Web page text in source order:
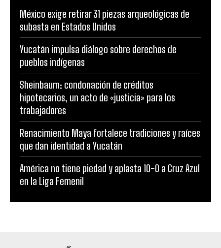
México exige retirar 31 piezas arqueológicas de
subasta en Estados Unidos
Yucatán impulsa diálogo sobre derechos de
pueblos indígenas
Sheinbaum: condonación de créditos
hipotecarios, un acto de «justicia» para los
trabajadores
Renacimiento Maya fortalece tradiciones y raíces
que dan identidad a Yucatán
América no tiene piedad y aplasta 10-0 a Cruz Azul
en la Liga Femenil